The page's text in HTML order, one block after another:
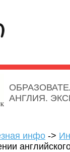
АНГЛИЯ.
инфо ->